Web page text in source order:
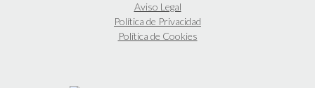
Aviso Legal
Política de Privacidad
Política de Cookies